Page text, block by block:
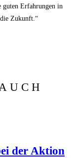
guten Erfah­run­gen in
Zukunft.“
der Akti­on